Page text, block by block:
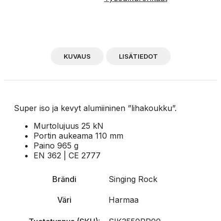
KUVAUS LISÄTIEDOT
Super iso ja kevyt alumiininen ”lihakoukku”.
Murtolujuus 25 kN
Portin aukeama 110 mm
Paino 965 g
EN 362 | CE 2777
Brändi Singing Rock
Väri Harmaa